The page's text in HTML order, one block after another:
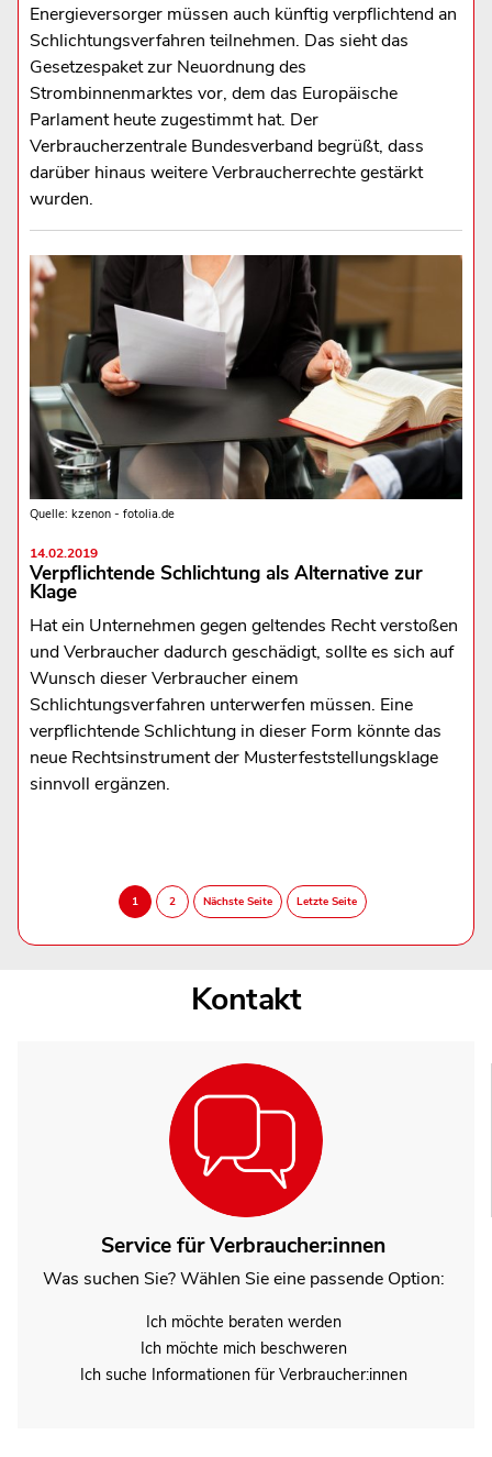
Energieversorger müssen auch künftig verpflichtend an
Schlichtungsverfahren teilnehmen. Das sieht das
Gesetzespaket zur Neuordnung des
Strombinnenmarktes vor, dem das Europäische
Parlament heute zugestimmt hat. Der
Verbraucherzentrale Bundesverband begrüßt, dass
darüber hinaus weitere Verbraucherrechte gestärkt
wurden.
Quelle: kzenon - fotolia.de
14.02.2019
Verpflichtende Schlichtung als Alternative zur
Klage
Hat ein Unternehmen gegen geltendes Recht verstoßen
und Verbraucher dadurch geschädigt, sollte es sich auf
Wunsch dieser Verbraucher einem
Schlichtungsverfahren unterwerfen müssen. Eine
verpflichtende Schlichtung in dieser Form könnte das
neue Rechtsinstrument der Musterfeststellungsklage
sinnvoll ergänzen.
Kontakt
Service für Verbraucher:innen
Was suchen Sie? Wählen Sie eine passende Option:
Ich möchte beraten werden
Ich möchte mich beschweren
Ich suche Informationen für Verbraucher:innen